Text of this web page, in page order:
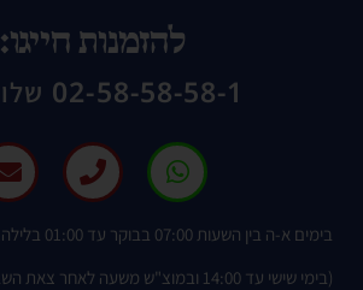
להזמנות חייגו:
02-58-58-58-1 שלוחה 2
בימים א-ה בין השעות 07:00 בבוקר עד 01:00 בלילה.
(בימי שישי עד 14:00 ובמוצ"ש משעה לאחר צאת השבת)